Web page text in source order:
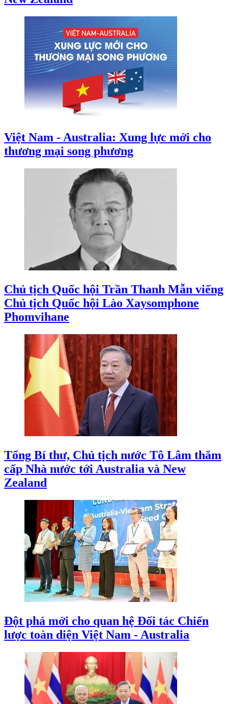
Việt Nam - Australia: Xung lực mới cho
thương mại song phương
Chủ tịch Quốc hội Trần Thanh Mẫn viếng
Chủ tịch Quốc hội Lào Xaysomphone
Phomvihane
Tổng Bí thư, Chủ tịch nước Tô Lâm thăm
cấp Nhà nước tới Australia và New
Zealand
Đột phá mới cho quan hệ Đối tác Chiến
lược toàn diện Việt Nam - Australia